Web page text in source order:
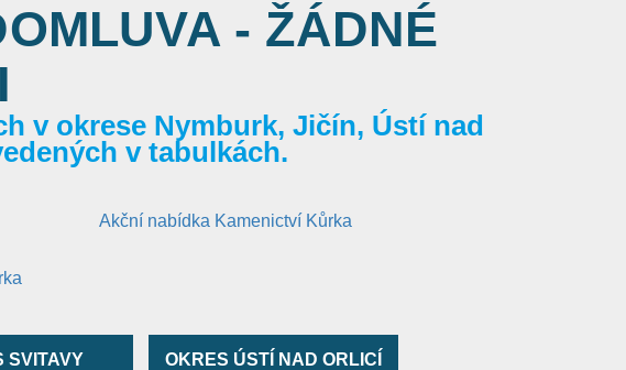
- ŽÁDNÉ
v okrese Nymburk, Jičín, Ústí nad
v tabulkách.
SVITAVY OKRES ÚSTÍ NAD ORLICÍ